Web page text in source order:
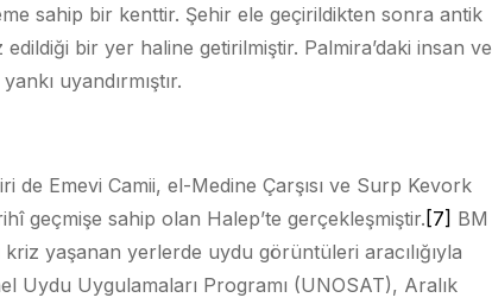
sahip bir kenttir. Şehir ele geçirildikten sonra antik
bir yer haline getirilmiştir. Palmira’daki insan ve
uyandırmıştır.
de Emevi Camii, el-Medine Çarşısı ve Surp Kevork
geçmişe sahip olan Halep’te gerçekleşmiştir. [7] BM
yaşanan yerlerde uydu görüntüleri aracılığıyla
Uydu Uygulamaları Programı (UNOSAT), Aralık